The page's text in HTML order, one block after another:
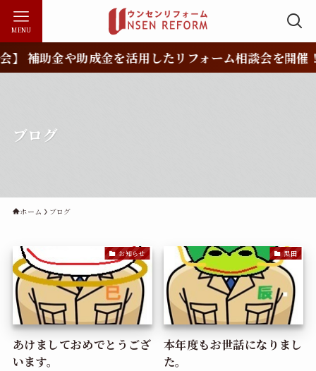
MENU
助金や助成金を活用したリフォーム相談会を開催！
ブログ
ホーム ブログ
お知らせ
あけましておめでとうござ
います。
黒田
本年度もお世話になりまし
た。